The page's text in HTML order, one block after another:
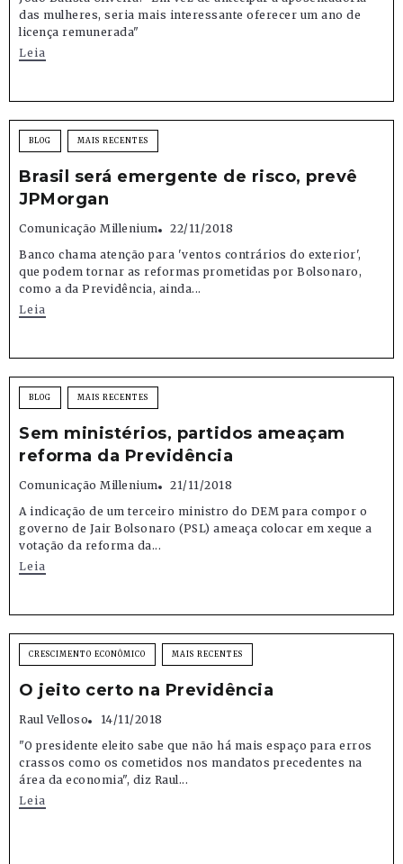
das mulheres, seria mais interessante oferecer um ano de
licença remunerada"
Leia
BLOG MAIS RECENTES
Brasil será emergente de risco, prevê
JPMorgan
Comunicação Millenium
22/11/2018
Banco chama atenção para 'ventos contrários do exterior',
que podem tornar as reformas prometidas por Bolsonaro,
como a da Previdência, ainda...
Leia
BLOG MAIS RECENTES
Sem ministérios, partidos ameaçam
reforma da Previdência
Comunicação Millenium
21/11/2018
A indicação de um terceiro ministro do DEM para compor o
governo de Jair Bolsonaro (PSL) ameaça colocar em xeque a
votação da reforma da...
Leia
CRESCIMENTO ECONÔMICO MAIS RECENTES
O jeito certo na Previdência
Raul Velloso
14/11/2018
"O presidente eleito sabe que não há mais espaço para erros
crassos como os cometidos nos mandatos precedentes na
área da economia", diz Raul...
Leia